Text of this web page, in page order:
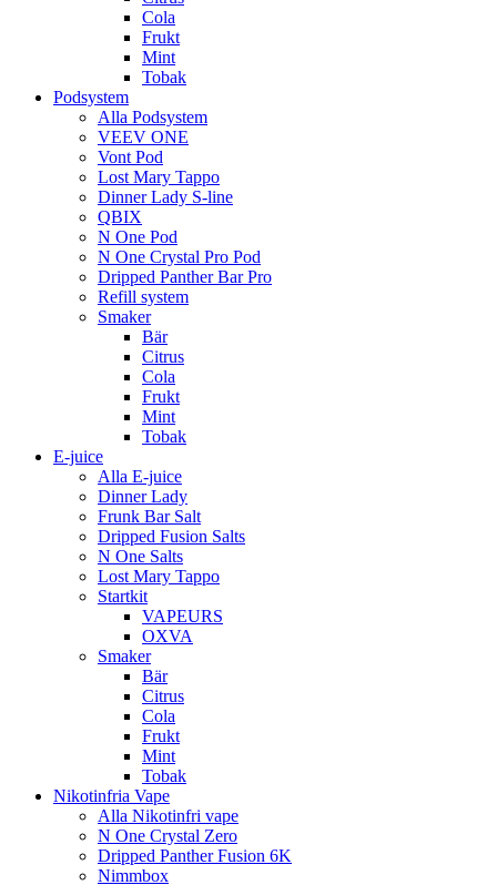
Cola
Frukt
Mint
Tobak
Podsystem
Alla Podsystem
VEEV ONE
Vont Pod
Lost Mary Tappo
Dinner Lady S-line
QBIX
N One Pod
N One Crystal Pro Pod
Dripped Panther Bar Pro
Refill system
Smaker
Bär
Citrus
Cola
Frukt
Mint
Tobak
E-juice
Alla E-juice
Dinner Lady
Frunk Bar Salt
Dripped Fusion Salts
N One Salts
Lost Mary Tappo
Startkit
VAPEURS
OXVA
Smaker
Bär
Citrus
Cola
Frukt
Mint
Tobak
Nikotinfria Vape
Alla Nikotinfri vape
N One Crystal Zero
Dripped Panther Fusion 6K
Nimmbox